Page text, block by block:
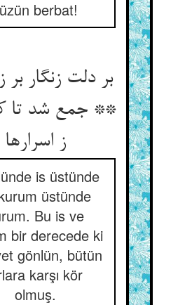
berbat!
بر دلت زنگار بر
** جمع شد تا
ز اسرارها
is üstünde
üstünde
Bu is ve
bir derecede ki
gönlün, bütün
karşı kör
olmuş.